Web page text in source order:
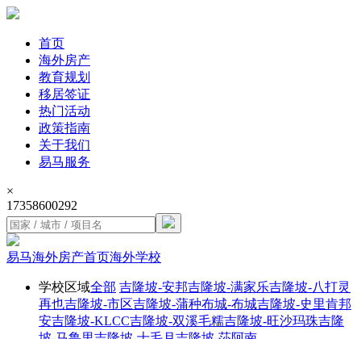
首页
海外房产
教育规划
移居签证
热门活动
政策指南
关于我们
易马服务
×
17358600292
易马海外房产首页海外学校
学校区域全部 吉隆坡-安邦吉隆坡-满家乐吉隆坡-八打灵
再也吉隆坡-市区吉隆坡-蒲种布城-布城吉隆坡-史里肯邦
安吉隆坡-KLCC吉隆坡-双溪毛糯吉隆坡-旺沙玛珠吉隆